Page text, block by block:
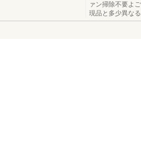
ァン掃除不要よ
現品と多少異な